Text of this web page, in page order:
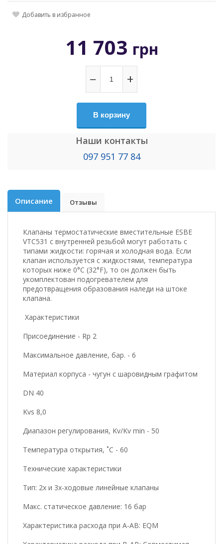
Добавить в избранное
11 703 грн
− +
В корзину
Наши контакты
097 951 77 84
Описание Отзывы
Клапаны термостатические вместительные ESBE
VTC531 с внутренней резьбой могут работать с
типами жидкости: горячая и холодная вода. Если
клапан используется с жидкостями, температура
которых ниже 0°С (32°F), то он должен быть
укомплектован подогревателем для
предотвращения образования наледи на штоке
клапана.
Характеристики
Присоединение - Rp 2
Максимальное давление, бар. - 6
Материал корпуса - чугун с шаровидным графитом
DN 40
Kvs 8,0
Диапазон регулирования, Kv/Kv min - 50
Температура открытия, ˚С - 60
Технические характеристики
Тип: 2х и 3х-ходовые линейные клапаны
Макс. статическое давление: 16 бар
Характеристика расхода при A-AB: EQM